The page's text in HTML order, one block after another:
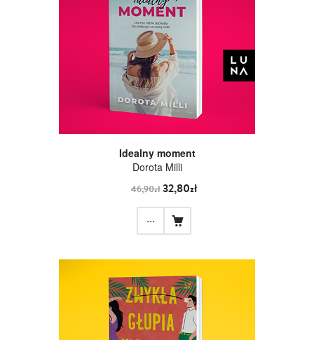
Idealny moment
Dorota Milli
46,90zł32,80zł
...